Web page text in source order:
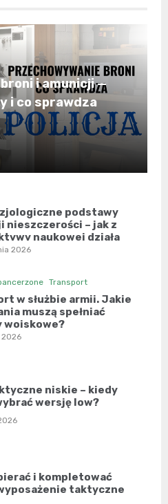
i amunicji —
i co sprawdza
podstawy
nieszczerości – jak z
naukowej działa
wariograf?
2026
Transport
w służbie armii. Jakie
muszą spełniać
wojskowe?
2026
niskie – kiedy
wersję low?
i kompletować
taktyczne